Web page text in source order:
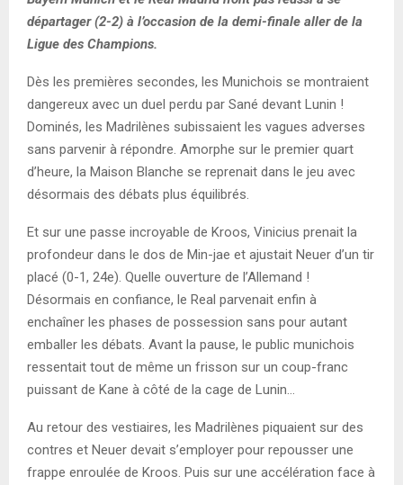
départager (2-2) à l’occasion de la demi-finale aller de la
Ligue des Champions.
Dès les premières secondes, les Munichois se montraient
dangereux avec un duel perdu par Sané devant Lunin !
Dominés, les Madrilènes subissaient les vagues adverses
sans parvenir à répondre. Amorphe sur le premier quart
d’heure, la Maison Blanche se reprenait dans le jeu avec
désormais des débats plus équilibrés.
Et sur une passe incroyable de Kroos, Vinicius prenait la
profondeur dans le dos de Min-jae et ajustait Neuer d’un tir
placé (0-1, 24e). Quelle ouverture de l’Allemand !
Désormais en confiance, le Real parvenait enfin à
enchaîner les phases de possession sans pour autant
emballer les débats. Avant la pause, le public munichois
ressentait tout de même un frisson sur un coup-franc
puissant de Kane à côté de la cage de Lunin…
Au retour des vestiaires, les Madrilènes piquaient sur des
contres et Neuer devait s’employer pour repousser une
frappe enroulée de Kroos. Puis sur une accélération face à